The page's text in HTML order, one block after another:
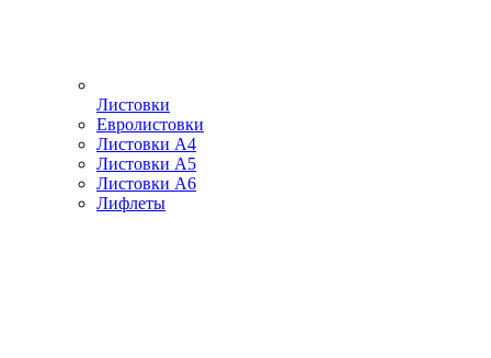
Листовки
Евролистовки
Листовки А4
Листовки А5
Листовки А6
Лифлеты